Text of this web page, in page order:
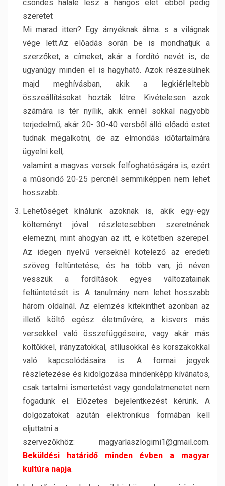
csöndes halálé lesz a hangos élet. ebből pedig
szeretet
Mi marad itten? Egy árnyéknak álma. s a világnak
vége lett.Az előadás során be is mondhatjuk a
szerzőket, a címeket, akár a fordító nevét is, de
ugyanúgy minden el is hagyható. Azok részesülnek
majd meghívásban, akik a legkiérleltebb
összeállításokat hozták létre. Kivételesen azok
számára is tér nyílik, akik ennél sokkal nagyobb
terjedelmű, akár 20- 30-40 versből álló előadó estet
tudnak megalkotni, de az elmondás időtartalmára
ügyelni kell,
valamint a magvas versek felfoghatóságára is, ezért
a műsoridő 20-25 percnél semmiképpen nem lehet
hosszabb.
Lehetőséget kínálunk azoknak is, akik egy-egy
költeményt jóval részletesebben szeretnének
elemezni, mint ahogyan az itt, e kötetben szerepel.
Az idegen nyelvű verseknél kötelező az eredeti
szöveg feltüntetése, és ha több van, jó néven
vesszük a fordítások egyes változatainak
feltüntetését is. A tanulmány nem lehet hosszabb
három oldalnál. Az elemzés kitekinthet azonban az
illető költő egész életművére, a kisvers más
versekkel való összefüggéseire, vagy akár más
költőkkel, irányzatokkal, stílusokkal és korszakokkal
való kapcsolódásaira is. A formai jegyek
részletezése és kidolgozása mindenképp kívánatos,
csak tartalmi ismertetést vagy gondolatmenetet nem
fogadunk el. Előzetes bejelentkezést kérünk. A
dolgozatokat azután elektronikus formában kell
eljuttatni a
szervezőkhöz: magyarlaszlogimi1@gmail.com.
Beküldési határidő minden évben a magyar
kultúra napja.